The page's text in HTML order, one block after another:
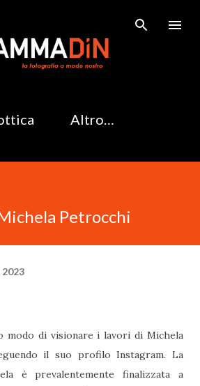
Altro…
Petrocchi
modo di visionare i lavori di Michela
il suo profilo Instagram. La
è prevalentemente finalizzata a